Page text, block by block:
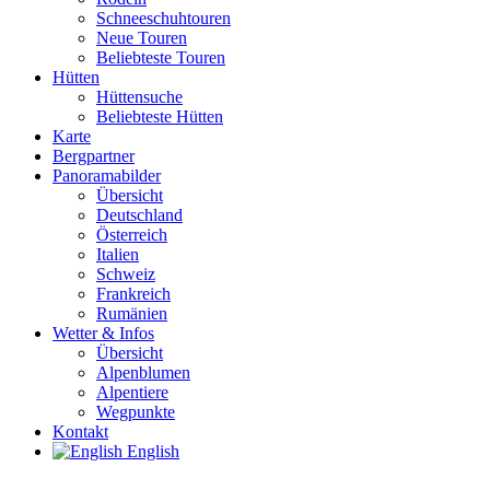
Schneeschuhtouren
Neue Touren
Beliebteste Touren
Hütten
Hüttensuche
Beliebteste Hütten
Karte
Bergpartner
Panoramabilder
Übersicht
Deutschland
Österreich
Italien
Schweiz
Frankreich
Rumänien
Wetter & Infos
Übersicht
Alpenblumen
Alpentiere
Wegpunkte
Kontakt
English